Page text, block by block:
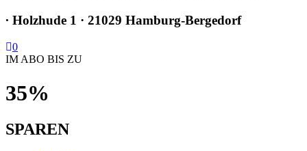
∙ Holzhude 1 · 21029 Hamburg-Bergedorf
0
IM ABO BIS ZU
35%
SPAREN